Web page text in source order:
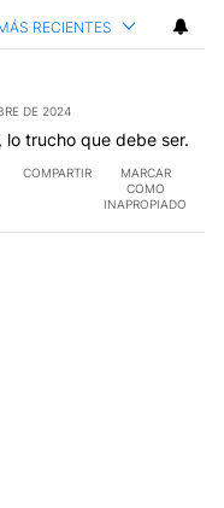
RECIENTES
DE 2024
trucho que debe ser.
COMPARTIR
MARCAR
COMO
INAPROPIADO